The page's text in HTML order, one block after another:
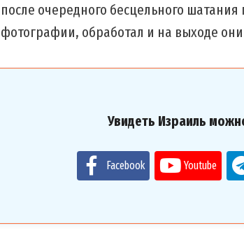
после очередного бесцельного
фотографии, обработал и на выходе
Увидеть Израиль
Facebook Youtube